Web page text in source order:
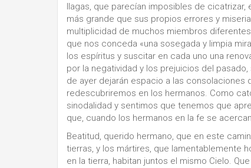
llagas, que parecían imposibles de cicatrizar,
más grande que sus propios errores y
multiplicidad de muchos miembros
que nos conceda «una sosegada y limpia
los espíritus y suscitar en cada uno una
por la negatividad y los prejuicios del
de ayer dejarán espacio a las
redescubriremos en los hermanos. Como
sinodalidad y sentimos que tenemos que
que, cuando los hermanos en la fe se
Beatitud, querido hermano, que en este
tierras, y los mártires, que lamentablemente
en la tierra, habitan juntos el mismo Cielo.